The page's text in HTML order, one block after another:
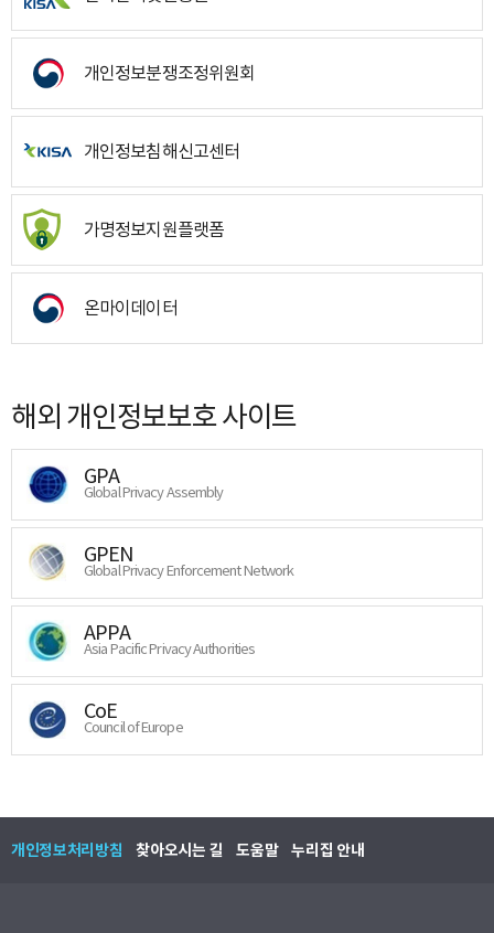
개인정보분쟁조정위원회
개인정보침해신고센터
가명정보지원플랫폼
온마이데이터
해외 개인정보보호 사이트
GPA
Global Privacy Assembly
GPEN
Global Privacy Enforcement Network
APPA
Asia Pacific Privacy Authorities
CoE
Council of Europe
개인정보처리방침 찾아오시는 길 도움말 누리집 안내